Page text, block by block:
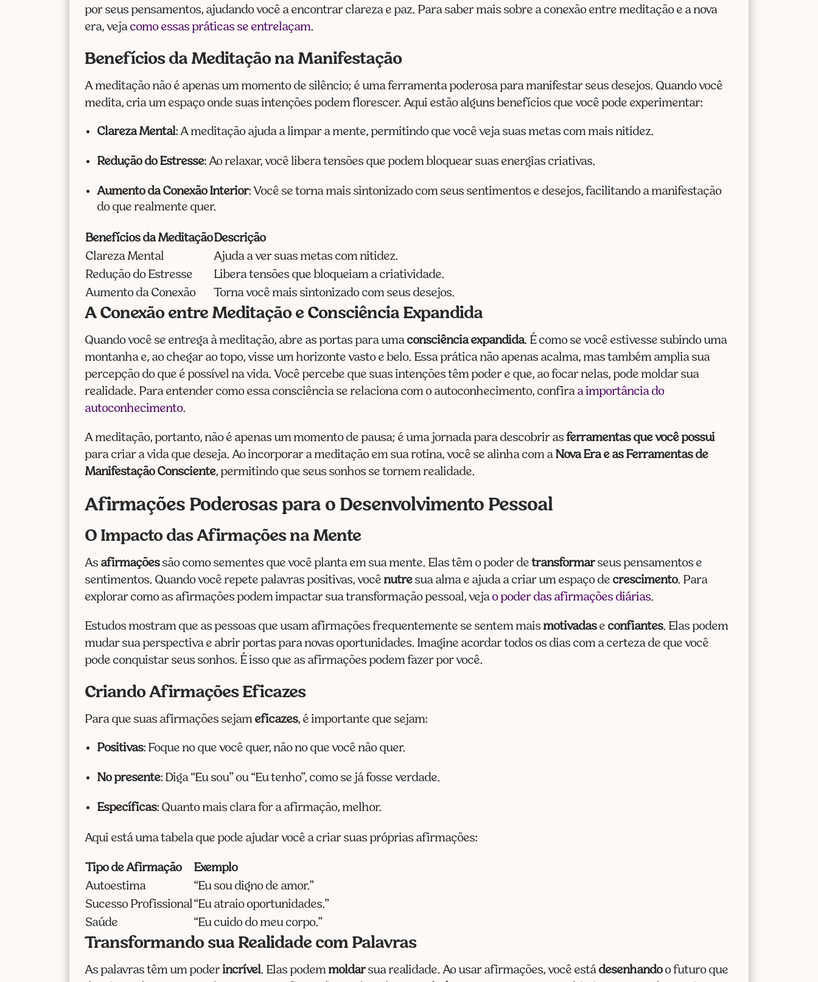
por seus pensamentos, ajudando você a encontrar clareza e paz. Para saber mais sobre a conexão entre meditação e a nova
era, veja como essas práticas se entrelaçam.
Benefícios da Meditação na Manifestação
A meditação não é apenas um momento de silêncio; é uma ferramenta poderosa para manifestar seus desejos. Quando você
medita, cria um espaço onde suas intenções podem florescer. Aqui estão alguns benefícios que você pode experimentar:
Clareza Mental: A meditação ajuda a limpar a mente, permitindo que você veja suas metas com mais nitidez.
Redução do Estresse: Ao relaxar, você libera tensões que podem bloquear suas energias criativas.
Aumento da Conexão Interior: Você se torna mais sintonizado com seus sentimentos e desejos, facilitando a manifestação
do que realmente quer.
Benefícios da MeditaçãoDescrição
Clareza Mental
Ajuda a ver suas metas com nitidez.
Redução do Estresse
Libera tensões que bloqueiam a criatividade.
Aumento da Conexão
Torna você mais sintonizado com seus desejos.
A Conexão entre Meditação e Consciência Expandida
Quando você se entrega à meditação, abre as portas para uma consciência expandida. É como se você estivesse subindo uma
montanha e, ao chegar ao topo, visse um horizonte vasto e belo. Essa prática não apenas acalma, mas também amplia sua
percepção do que é possível na vida. Você percebe que suas intenções têm poder e que, ao focar nelas, pode moldar sua
realidade. Para entender como essa consciência se relaciona com o autoconhecimento, confira a importância do
autoconhecimento.
A meditação, portanto, não é apenas um momento de pausa; é uma jornada para descobrir asferramentas que você possui
para criar a vida que deseja. Ao incorporar a meditação em sua rotina, você se alinha com a Nova Era e as Ferramentas de
Manifestação Consciente, permitindo que seus sonhos se tornem realidade.
Afirmações Poderosas para o Desenvolvimento Pessoal
O Impacto das Afirmações na Mente
As afirmaçõessão como sementes que você planta em sua mente. Elas têm o poder detransformarseus pensamentos e
sentimentos. Quando você repete palavras positivas, você nutresua alma e ajuda a criar um espaço de crescimento. Para
explorar como as afirmações podem impactar sua transformação pessoal, veja o poder das afirmações diárias.
Estudos mostram que as pessoas que usam afirmações frequentemente se sentem mais motivadase confiantes. Elas podem
mudar sua perspectiva e abrir portas para novas oportunidades. Imagine acordar todos os dias com a certeza de que você
pode conquistar seus sonhos. É isso que as afirmações podem fazer por você.
Criando Afirmações Eficazes
Para que suas afirmações sejam eficazes, é importante que sejam:
Positivas: Foque no que você quer, não no que você não quer.
No presente: Diga “Eu sou” ou “Eu tenho”, como se já fosse verdade.
Específicas: Quanto mais clara for a afirmação, melhor.
Aqui está uma tabela que pode ajudar você a criar suas próprias afirmações:
Tipo de Afirmação
Exemplo
Autoestima
“Eu sou digno de amor.”
Sucesso Profissional“Eu atraio oportunidades.”
Saúde
“Eu cuido do meu corpo.”
Transformando sua Realidade com Palavras
As palavras têm um poder incrível. Elas podem moldarsua realidade. Ao usar afirmações, você está desenhandoo futuro que